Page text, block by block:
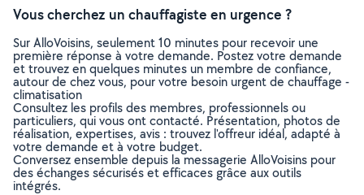
Vous cherchez un chauffagiste en urgence ?
Sur AlloVoisins, seulement 10 minutes pour recevoir une
première réponse à votre demande. Postez votre demande
et trouvez en quelques minutes un membre de confiance,
autour de chez vous, pour votre besoin urgent de chauffage -
climatisation
Consultez les profils des membres, professionnels ou
particuliers, qui vous ont contacté. Présentation, photos de
réalisation, expertises, avis : trouvez l'offreur idéal, adapté à
votre demande et à votre budget.
Conversez ensemble depuis la messagerie AlloVoisins pour
des échanges sécurisés et efficaces grâce aux outils
intégrés.